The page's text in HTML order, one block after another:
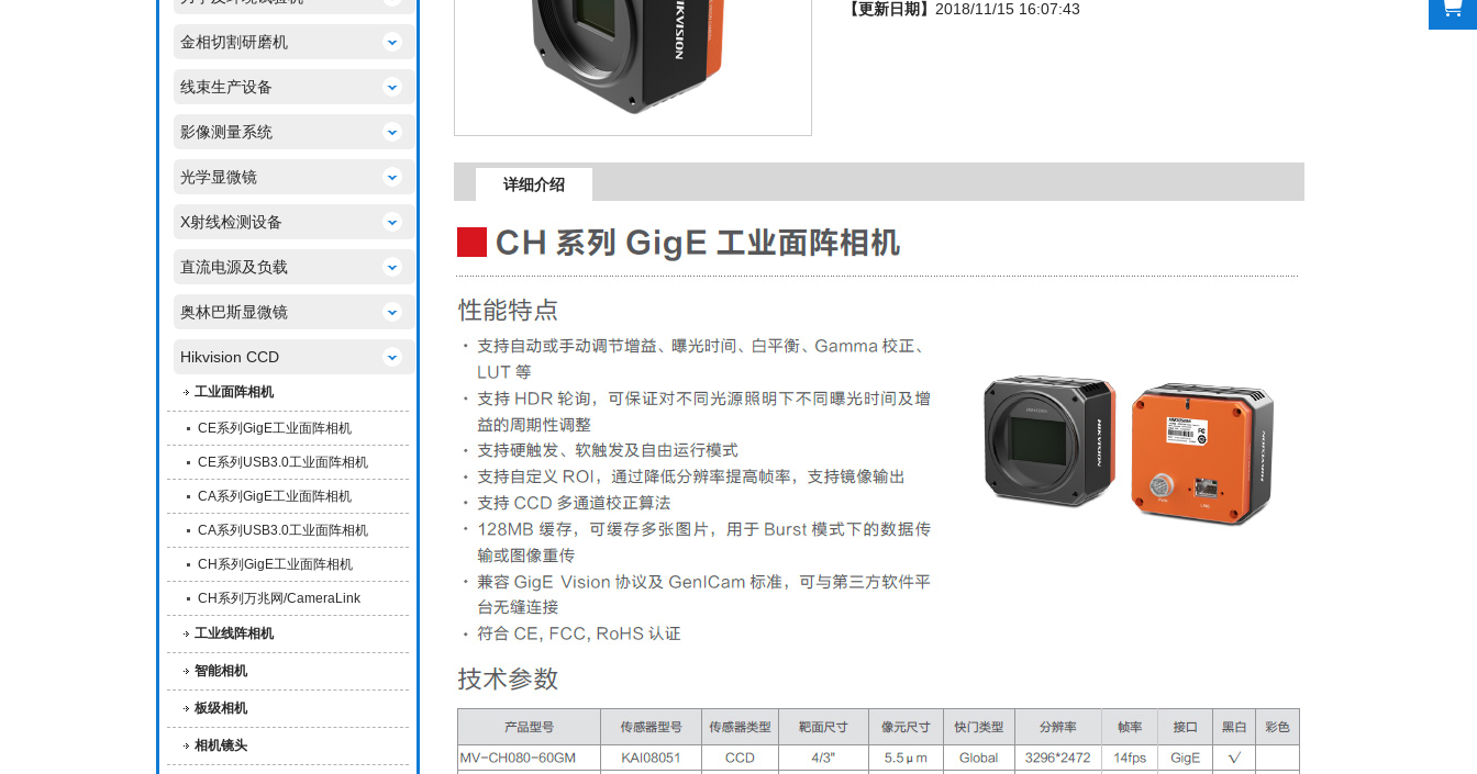
金相切割研磨机
线束生产设备
影像测量系统
光学显微镜
X射线检测设备
直流电源及负载
奥林巴斯显微镜
Hikvision CCD
工业面阵相机
CE系列GigE工业面阵相机
CE系列USB3.0工业面阵相机
CA系列GigE工业面阵相机
CA系列USB3.0工业面阵相机
CH系列GigE工业面阵相机
CH系列万兆网/CameraLink
工业线阵相机
智能相机
板级相机
相机镜头
【更新日期】 2018/11/15 16:07:43
详细介绍